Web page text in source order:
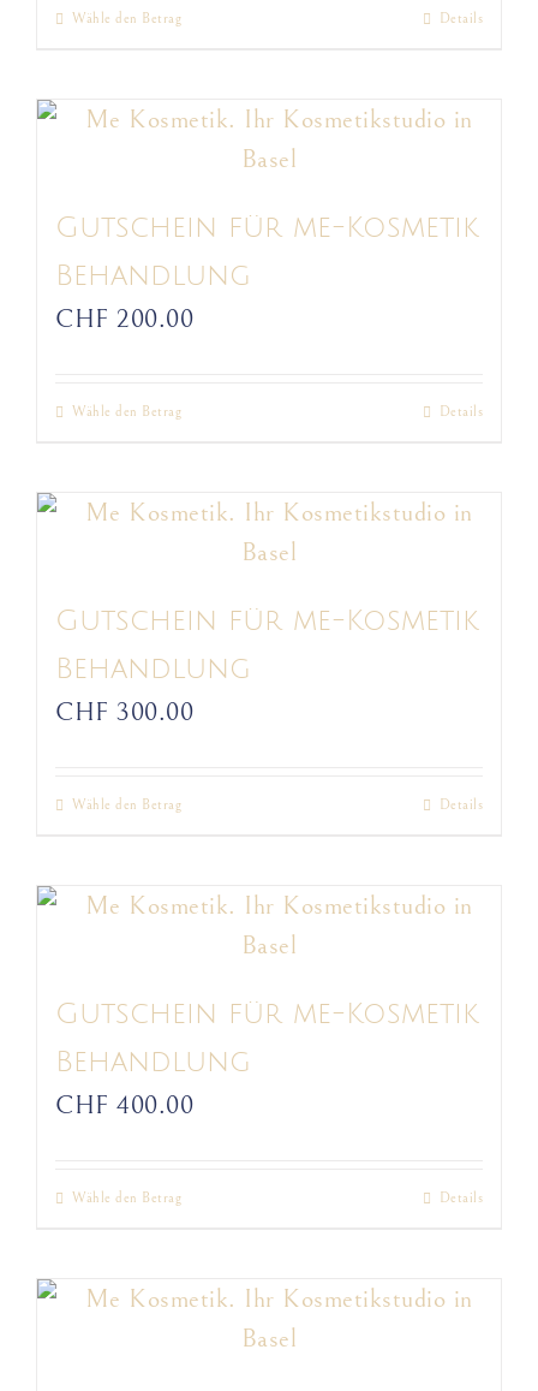
der
gewählt
werden
Wähle den BetragDieses
weist
mehrere
auf.
Die
Optionen
der
gewählt
werden
Details
Gutschein für me-Kosmetik
Behandlung
CHF 200.00
Wähle den BetragDieses
weist
mehrere
auf.
Die
Optionen
der
gewählt
werden
Details
Gutschein für me-Kosmetik
Behandlung
CHF 300.00
Wähle den BetragDieses
weist
mehrere
auf.
Die
Optionen
der
gewählt
werden
Details
Gutschein für me-Kosmetik
Behandlung
CHF 400.00
Wähle den BetragDieses
weist
mehrere
Details